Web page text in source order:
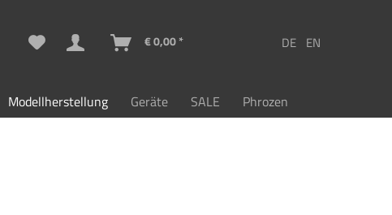
€ 0,00 *
Modellherstellung Geräte SALE Phrozen